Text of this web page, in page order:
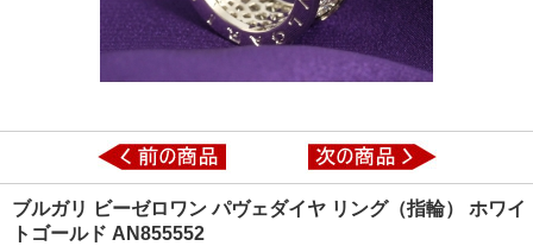
ブルガリ ビーゼロワン パヴェダイヤ リング（指輪） ホワイ
トゴールド AN855552